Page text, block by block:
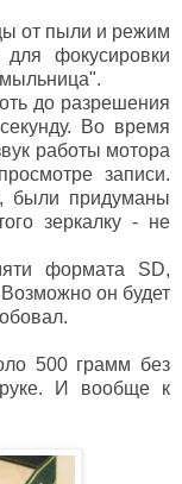
от пыли и режим
для фокусировки
до разрешения
Во время
работы мотора
записи.
были придуманы
зеркалку - не
формата SD,
он будет
500 грамм без
И вообще к